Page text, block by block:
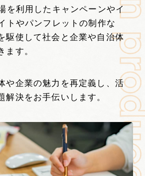
を利用したキャンペーンやイ
トやパンフレットの制作な
駆使して社会と企業や自治体
ます。
や企業の魅力を再定義し、活
解決をお手伝いします。